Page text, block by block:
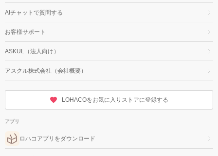
AIチャットで質問する
お客様サポート
ASKUL（法人向け）
アスクル株式会社（会社概要）
LOHACOをお気に入りストアに登録する
アプリ
ロハコアプリをダウンロード